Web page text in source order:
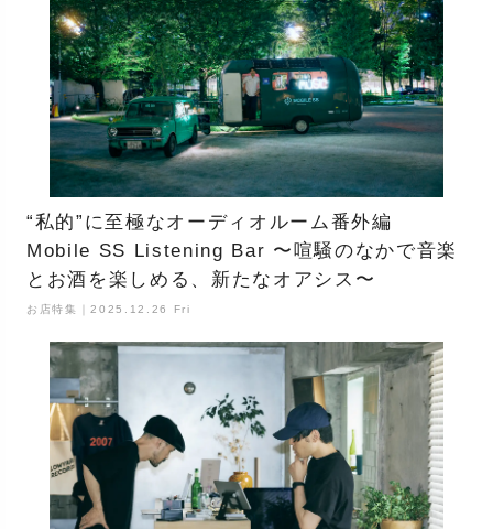
“私的”に至極なオーディオルーム番外編
Mobile SS Listening Bar 〜喧騒のなかで音楽
とお酒を楽しめる、新たなオアシス〜
お店特集｜2025.12.26 Fri